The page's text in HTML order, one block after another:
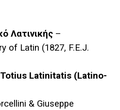
Λατινικής –
of Latin (1827, F.E.J.
Latinitatis (Latino-
& Giuseppe